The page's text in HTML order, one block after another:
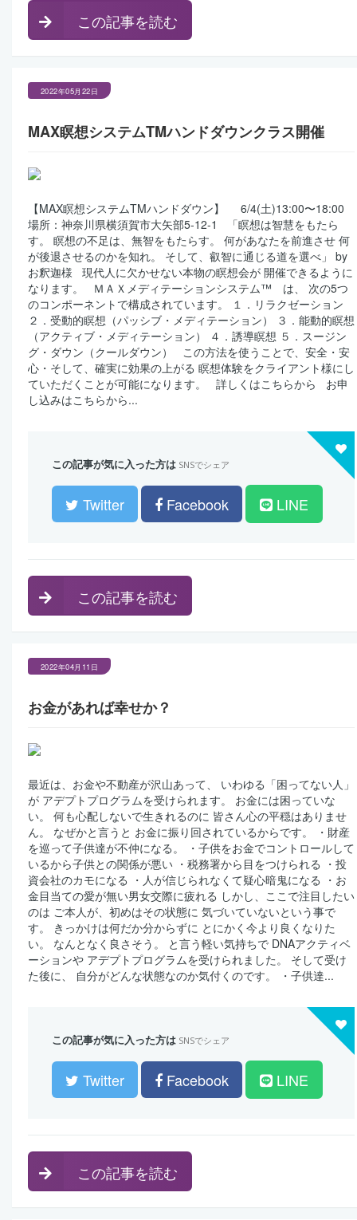
この記事を読む
2022年05月22日
MAX瞑想システムTMハンドダウンクラス開催
【MAX瞑想システムTMハンドダウン】 6/4(土)13:00〜18:00
場所：神奈川県横須賀市大矢部5-12-1 「瞑想は智慧をもたら
す。 瞑想の不足は、無智をもたらす。 何があなたを前進させ 何
が後退させるのかを知れ。 そして、叡智に通じる道を選べ」 by
お釈迦様 現代人に欠かせない本物の瞑想会が 開催できるように
なります。 ＭＡＸメディテーションシステム™ は、 次の5つ
のコンポーネントで構成されています。 １．リラクゼーション
２．受動的瞑想（パッシブ・メディテーション） ３．能動的瞑想
（アクティブ・メディテーション） ４．誘導瞑想 ５．スージン
グ・ダウン（クールダウン） この方法を使うことで、安全・安
心・そして、確実に効果の上がる 瞑想体験をクライアント様にし
ていただくことが可能になります。 詳しくはこちらから お申
し込みはこちらから...
この記事が気に入った方は SNSでシェア
Twitter Facebook LINE
この記事を読む
2022年04月11日
お金があれば幸せか？
最近は、お金や不動産が沢山あって、 いわゆる「困ってない人」
が アデプトプログラムを受けられます。 お金には困っていな
い。 何も心配しないで生きれるのに 皆さん心の平穏はありませ
ん。 なぜかと言うと お金に振り回されているからです。 ・財産
を巡って子供達が不仲になる。 ・子供をお金でコントロールして
いるから子供との関係が悪い ・税務署から目をつけられる ・投
資会社のカモになる ・人が信じられなくて疑心暗鬼になる ・お
金目当ての愛が無い男女交際に疲れる しかし、ここで注目したい
のは ご本人が、初めはその状態に 気づいていないという事で
す。 きっかけは何だか分からずに とにかく今より良くなりた
い。 なんとなく良さそう。 と言う軽い気持ちで DNAアクティベ
ーションや アデプトプログラムを受けられました。 そして受け
た後に、 自分がどんな状態なのか気付くのです。 ・子供達...
この記事が気に入った方は SNSでシェア
Twitter Facebook LINE
この記事を読む